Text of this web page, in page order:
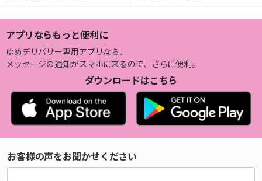
アプリならもっと便利に
ゆめデリバリー専用アプリなら、
メッセージの通知がスマホに来るので、さらに便利。
ダウンロードはこちら
お客様の声をお聞かせください